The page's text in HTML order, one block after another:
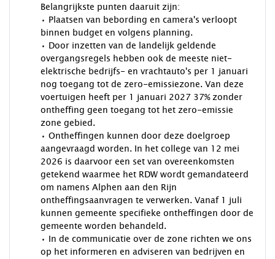
Belangrijkste punten daaruit zijn:
• Plaatsen van bebording en camera's verloopt
binnen budget en volgens planning.
• Door inzetten van de landelijk geldende
overgangsregels hebben ook de meeste niet-
elektrische bedrijfs- en vrachtauto's per 1 januari
nog toegang tot de zero-emissiezone. Van deze
voertuigen heeft per 1 januari 2027 37% zonder
ontheffing geen toegang tot het zero-emissie
zone gebied.
• Ontheffingen kunnen door deze doelgroep
aangevraagd worden. In het college van 12 mei
2026 is daarvoor een set van overeenkomsten
getekend waarmee het RDW wordt gemandateerd
om namens Alphen aan den Rijn
ontheffingsaanvragen te verwerken. Vanaf 1 juli
kunnen gemeente specifieke ontheffingen door de
gemeente worden behandeld.
• In de communicatie over de zone richten we ons
op het informeren en adviseren van bedrijven en